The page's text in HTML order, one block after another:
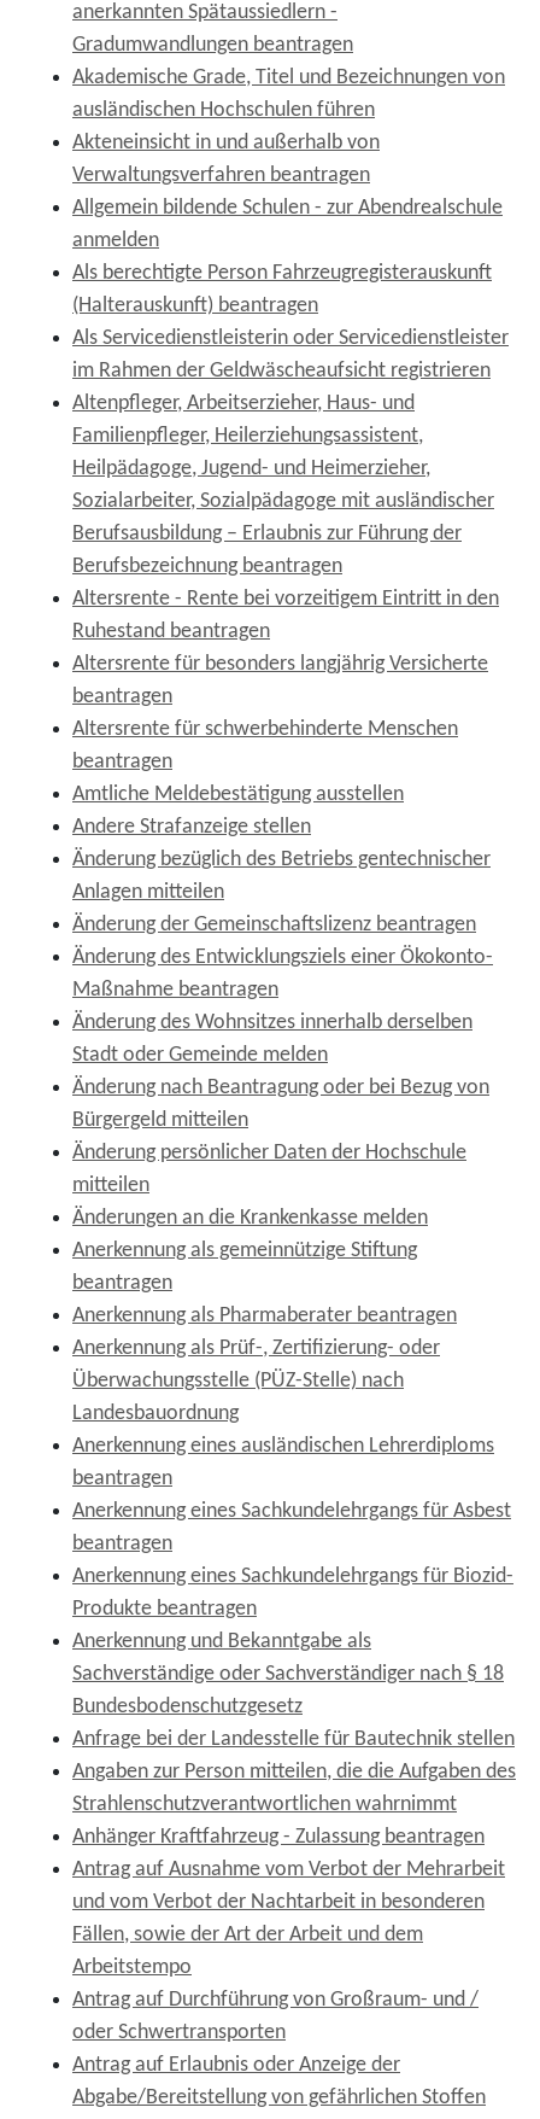
anerkannten Spätaussiedlern -
Gradumwandlungen beantragen
Akademische Grade, Titel und Bezeichnungen von
ausländischen Hochschulen führen
Akteneinsicht in und außerhalb von
Verwaltungsverfahren beantragen
Allgemein bildende Schulen - zur Abendrealschule
anmelden
Als berechtigte Person Fahrzeugregisterauskunft
(Halterauskunft) beantragen
Als Servicedienstleisterin oder Servicedienstleister
im Rahmen der Geldwäscheaufsicht registrieren
Altenpfleger, Arbeitserzieher, Haus- und
Familienpfleger, Heilerziehungsassistent,
Heilpädagoge, Jugend- und Heimerzieher,
Sozialarbeiter, Sozialpädagoge mit ausländischer
Berufsausbildung – Erlaubnis zur Führung der
Berufsbezeichnung beantragen
Altersrente - Rente bei vorzeitigem Eintritt in den
Ruhestand beantragen
Altersrente für besonders langjährig Versicherte
beantragen
Altersrente für schwerbehinderte Menschen
beantragen
Amtliche Meldebestätigung ausstellen
Andere Strafanzeige stellen
Änderung bezüglich des Betriebs gentechnischer
Anlagen mitteilen
Änderung der Gemeinschaftslizenz beantragen
Änderung des Entwicklungsziels einer Ökokonto-
Maßnahme beantragen
Änderung des Wohnsitzes innerhalb derselben
Stadt oder Gemeinde melden
Änderung nach Beantragung oder bei Bezug von
Bürgergeld mitteilen
Änderung persönlicher Daten der Hochschule
mitteilen
Änderungen an die Krankenkasse melden
Anerkennung als gemeinnützige Stiftung
beantragen
Anerkennung als Pharmaberater beantragen
Anerkennung als Prüf-, Zertifizierung- oder
Überwachungsstelle (PÜZ-Stelle) nach
Landesbauordnung
Anerkennung eines ausländischen Lehrerdiploms
beantragen
Anerkennung eines Sachkundelehrgangs für Asbest
beantragen
Anerkennung eines Sachkundelehrgangs für Biozid-
Produkte beantragen
Anerkennung und Bekanntgabe als
Sachverständige oder Sachverständiger nach § 18
Bundesbodenschutzgesetz
Anfrage bei der Landesstelle für Bautechnik stellen
Angaben zur Person mitteilen, die die Aufgaben des
Strahlenschutzverantwortlichen wahrnimmt
Anhänger Kraftfahrzeug - Zulassung beantragen
Antrag auf Ausnahme vom Verbot der Mehrarbeit
und vom Verbot der Nachtarbeit in besonderen
Fällen, sowie der Art der Arbeit und dem
Arbeitstempo
Antrag auf Durchführung von Großraum- und /
oder Schwertransporten
Antrag auf Erlaubnis oder Anzeige der
Abgabe/Bereitstellung von gefährlichen Stoffen